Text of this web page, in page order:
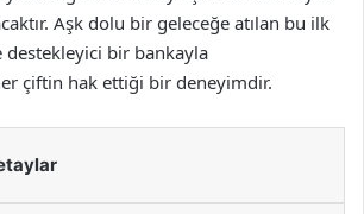
Aşk dolu bir geleceğe atılan bu ilk
destekleyici bir bankayla
çiftin hak ettiği bir deneyimdir.